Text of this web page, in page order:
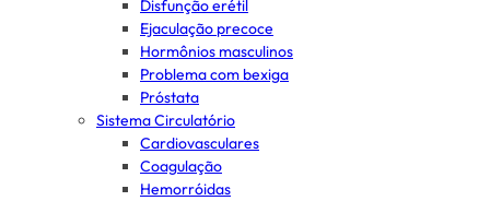
Disfunção erétil
Ejaculação precoce
Hormônios masculinos
Problema com bexiga
Próstata
Sistema Circulatório
Cardiovasculares
Coagulação
Hemorróidas